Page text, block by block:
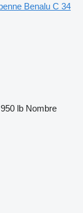
Benalu C 34
lb Nombre